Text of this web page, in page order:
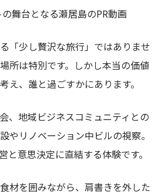
舞台となる瀬居島のPR動画
「少し贅沢な旅行」ではありませ
所は特別です。しかし本当の価値
え、誰と過ごすかにあります。
、地域ビジネスコミュニティとの
やリノベーション中ビルの視察。
と意思決定に直結する体験です。
材を囲みながら、肩書きを外した